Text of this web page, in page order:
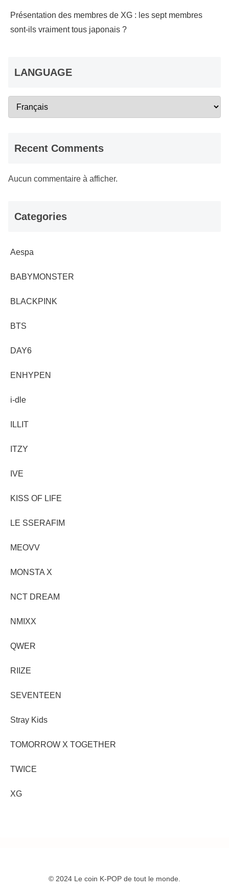
Présentation des membres de XG : les sept membres
sont-ils vraiment tous japonais ?
LANGUAGE
Recent Comments
Aucun commentaire à afficher.
Categories
Aespa
BABYMONSTER
BLACKPINK
BTS
DAY6
ENHYPEN
i-dle
ILLIT
ITZY
IVE
KISS OF LIFE
LE SSERAFIM
MEOVV
MONSTA X
NCT DREAM
NMIXX
QWER
RIIZE
SEVENTEEN
Stray Kids
TOMORROW X TOGETHER
TWICE
XG
© 2024 Le coin K-POP de tout le monde.